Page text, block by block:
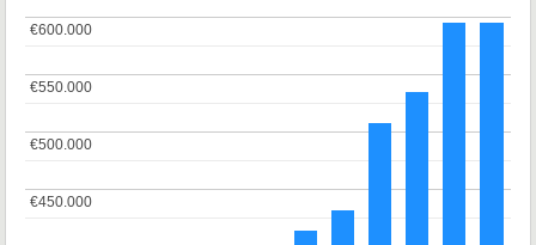
€450.000
€450.000
€500.000
€500.000
€550.000
€550.000
€600.000
€600.000